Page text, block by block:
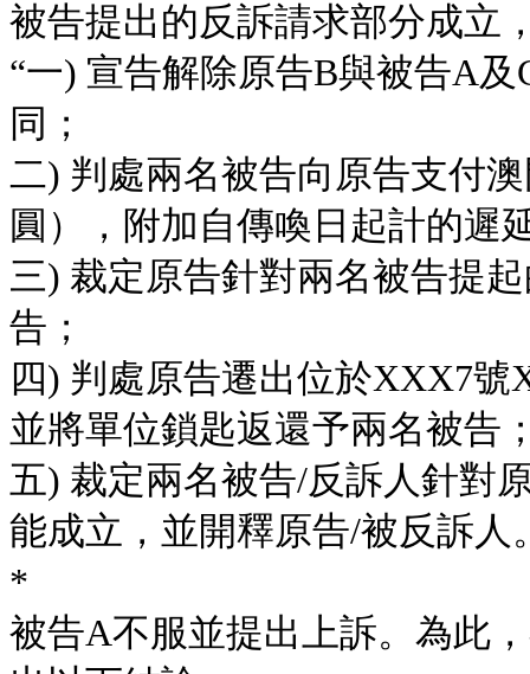
被告提出的反訴請求部分成立
“一) 宣告解除原告B與被告A
同；
二) 判處兩名被告向原告支付
圓），附加自傳喚日起計的遲
三) 裁定原告針對兩名被告提
告；
四) 判處原告遷出位於XXX7
並將單位鎖匙返還予兩名被告
五) 裁定兩名被告/反訴人針對
能成立，並開釋原告/被反訴人
*
被告A不服並提出上訴。為此